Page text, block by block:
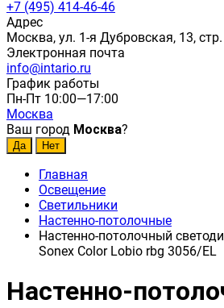
+7 (495) 414-46-46
Адрес
Москва, ул. 1-я Дубровская, 13,
Электронная почта
info@intario.ru
График работы
Пн-Пт 10:00—17:00
Москва
Ваш город Москва?
Главная
Освещение
Светильники
Настенно-потолочные
Настенно-потолочный
Sonex Color Lobio rbg 3056/EL
Настенно-